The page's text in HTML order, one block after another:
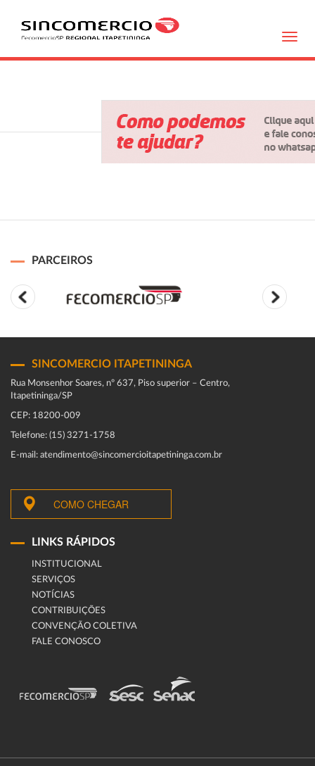
PARCEIROS
SINCOMERCIO ITAPETININGA
Rua Monsenhor Soares, nº 637, Piso superior – Centro,
Itapetininga/SP
CEP: 18200-009
Telefone: (15) 3271-1758
E-mail: atendimento@sincomercioitapetininga.com.br
COMO CHEGAR
LINKS RÁPIDOS
INSTITUCIONAL
SERVIÇOS
NOTÍCIAS
CONTRIBUIÇÕES
CONVENÇÃO COLETIVA
FALE CONOSCO